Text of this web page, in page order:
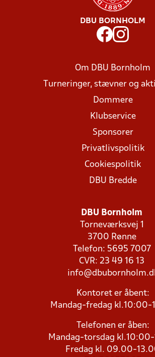
DBU BORNHOLM
Om DBU Bornholm
Turneringer, stævner og
Dommere
Klubservice
Sponsorer
Privatlivspolitik
Cookiespolitik
DBU Bredde
DBU Bornholm
Torneværksvej 1
3700 Rønne
Telefon: 5695 7007
CVR: 23 49 16 13
Kontoret er åbent:
Mandag-fredag kl.10:00-
Telefonen er åben:
Mandag-torsdag
Fredag kl. 09.00-